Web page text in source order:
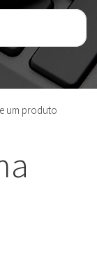
um produto